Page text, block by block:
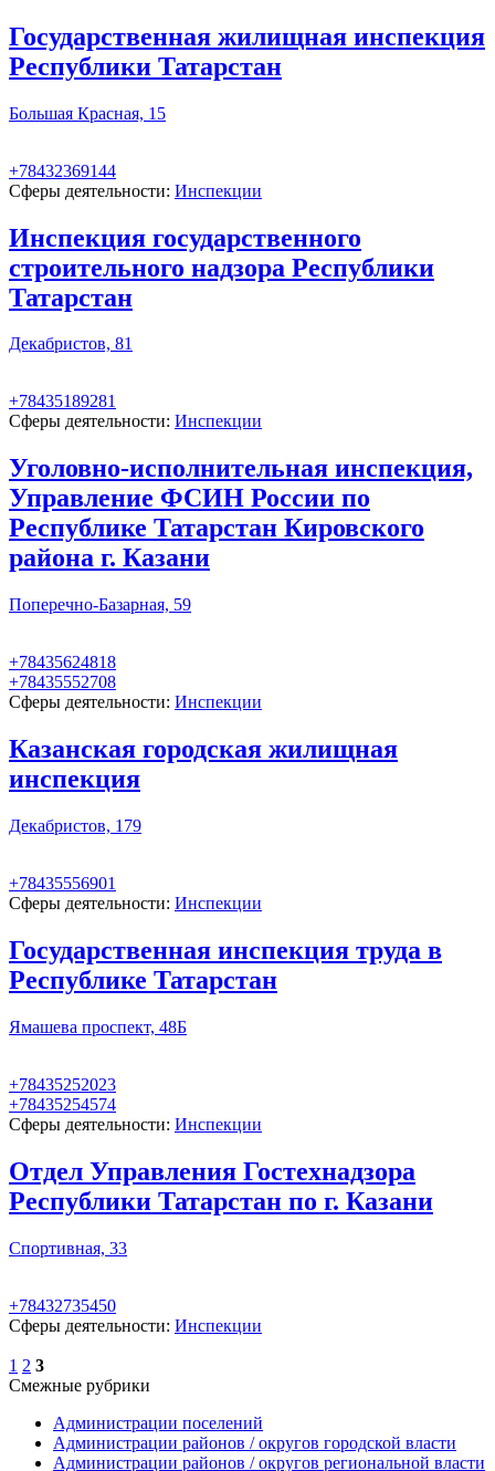
Государственная жилищная инспекция
Республики Татарстан
Большая Красная, 15
+78432369144
Сферы деятельности: Инспекции
Инспекция государственного
строительного надзора Республики
Татарстан
Декабристов, 81
+78435189281
Сферы деятельности: Инспекции
Уголовно-исполнительная инспекция,
Управление ФСИН России по
Республике Татарстан Кировского
района г. Казани
Поперечно-Базарная, 59
+78435624818
+78435552708
Сферы деятельности: Инспекции
Казанская городская жилищная
инспекция
Декабристов, 179
+78435556901
Сферы деятельности: Инспекции
Государственная инспекция труда в
Республике Татарстан
Ямашева проспект, 48Б
+78435252023
+78435254574
Сферы деятельности: Инспекции
Отдел Управления Гостехнадзора
Республики Татарстан по г. Казани
Спортивная, 33
+78432735450
Сферы деятельности: Инспекции
1 2 3
Смежные рубрики
Администрации поселений
Администрации районов / округов городской власти
Администрации районов / округов региональной власти